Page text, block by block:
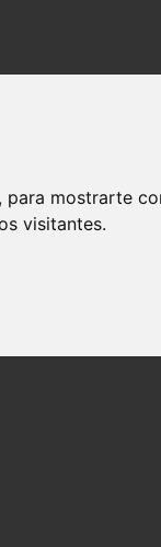
mostrarte
visitantes.